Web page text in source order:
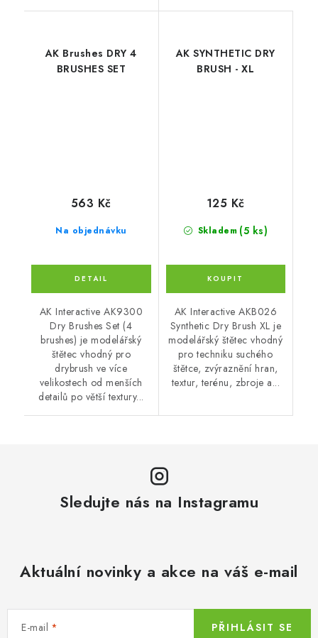
AK Brushes DRY 4
BRUSHES SET
Na objednávku
563 Kč
AK Interactive AK9300
Dry Brushes Set (4
brushes) je modelářský
štětec vhodný pro
drybrush ve více
velikostech od menších
detailů po větší textury...
AK SYNTHETIC DRY
BRUSH - XL
Skladem (5 ks)
125 Kč
AK Interactive AKB026
Synthetic Dry Brush XL je
modelářský štětec vhodný
pro techniku suchého
štětce, zvýraznění hran,
textur, terénu, zbroje a...
Sledujte nás na Instagramu
Aktuální novinky a akce na váš e-mail
E-mail PŘIHLÁSIT SE